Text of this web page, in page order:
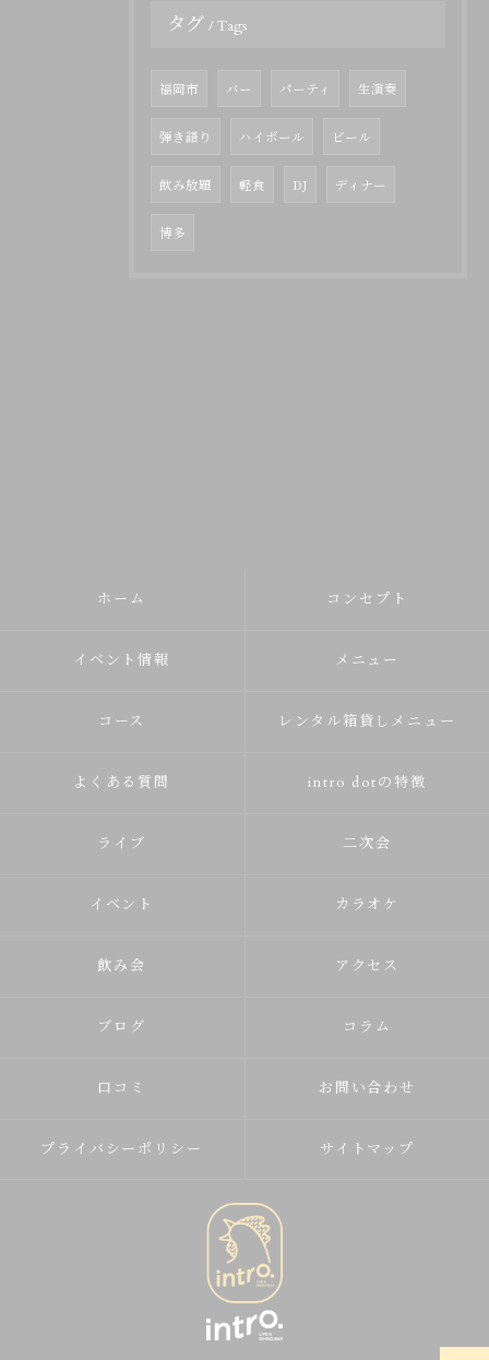
タグ Tags
福岡市 バー パーティ 生演奏
弾き語り ハイボール ビール
飲み放題 軽食 DJ ディナー
博多
ホーム コンセプト
イベント情報 メニュー
コース レンタル箱貸しメニュー
よくある質問 intro dotの特徴
ライブ 二次会
イベント カラオケ
飲み会 アクセス
ブログ コラム
口コミ お問い合わせ
プライバシーポリシー サイトマップ